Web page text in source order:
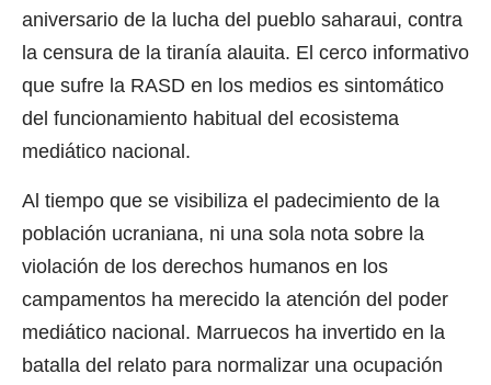
aniversario de la lucha del pueblo saharaui, contra
la censura de la tiranía alauita. El cerco informativo
que sufre la RASD en los medios es sintomático
del funcionamiento habitual del ecosistema
mediático nacional.
Al tiempo que se visibiliza el padecimiento de la
población ucraniana, ni una sola nota sobre la
violación de los derechos humanos en los
campamentos ha merecido la atención del poder
mediático nacional. Marruecos ha invertido en la
batalla del relato para normalizar una ocupación